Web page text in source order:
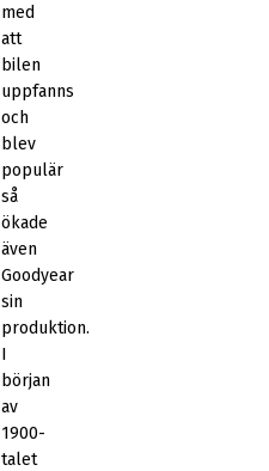
med
att
bilen
uppfanns
och
blev
populär
så
ökade
även
Goodyear
sin
produktion.
I
början
av
1900-
talet